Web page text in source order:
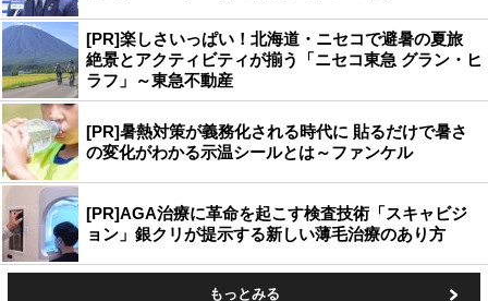
[PR]楽しさいっぱい！北海道・ニセコで避暑の夏旅
絶景とアクティビティが揃う「ニセコ東急 グラン・ヒ
ラフ」～東急不動産
[PR]暑熱対策が義務化される時代に 貼るだけで暑さ
の変化がわかる示温シールとは～ファンケル
[PR]AGA治療に革命を起こす検査技術「スキャビジ
ョン」銀クリが提示する新しい薄毛治療のあり方
もっとみる